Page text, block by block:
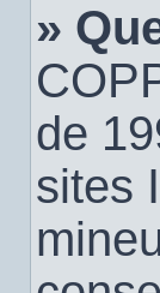
»
de
sites